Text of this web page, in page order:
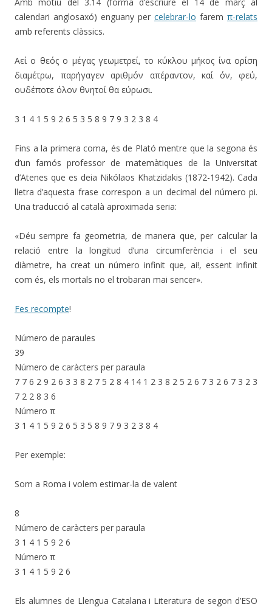
calendari anglosaxó) enguany per celebrar-lo farem π-relats
amb referents clàssics.
Αεί ο θεός ο μέγας γεωμετρεί, το κύκλου μήκος ίνα ορίση
διαμέτρω, παρήγαγεν αριθμόν απέραντον, καί όν, φεύ,
ουδέποτε όλον θνητοί θα εύρωσι.
3 1 4 1 5 9 2 6 5 3 5 8 9 7 9 3 2 3 8 4
Fins a la primera coma, és de Plató mentre que la segona és
d’un famós professor de matemàtiques de la Universitat
d’Atenes que es deia Nikólaos Khatzidakis (1872-1942). Cada
lletra d’aquesta frase correspon a un decimal del número pi.
Una traducció al català aproximada seria:
«Déu sempre fa geometria, de manera que, per calcular la
relació entre la longitud d’una circumferència i el seu
diàmetre, ha creat un número infinit que, ai!, essent infinit
com és, els mortals no el trobaran mai sencer».
Fes recompte!
Número de paraules
39
Número de caràcters per paraula
7 7 6 2 9 2 6 3 3 8 2 7 5 2 8 4 14 1 2 3 8 2 5 2 6 7 3 2 6 7 3 2 3
7 2 2 8 3 6
Número π
3 1 4 1 5 9 2 6 5 3 5 8 9 7 9 3 2 3 8 4
Per exemple:
Som a Roma i volem estimar-la de valent
8
Número de caràcters per paraula
3 1 4 1 5 9 2 6
Número π
3 1 4 1 5 9 2 6
Els alumnes de Llengua Catalana i Literatura de segon d’ESO